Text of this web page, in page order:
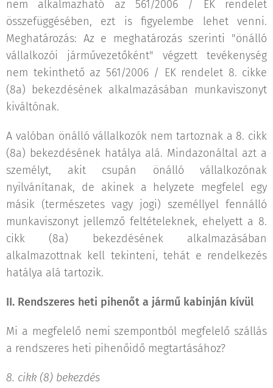
nem alkalmazható az 561/2006 / EK rendelet
összefüggésében, ezt is figyelembe lehet venni.
Meghatározás: Az e meghatározás szerinti "önálló
vállalkozói járművezetőként" végzett tevékenység
nem tekinthető az 561/2006 / EK rendelet 8. cikke
(8a) bekezdésének alkalmazásában munkaviszonyt
kiváltónak.
A valóban önálló vállalkozók nem tartoznak a 8. cikk
(8a) bekezdésének hatálya alá. Mindazonáltal azt a
személyt, akit csupán önálló vállalkozónak
nyilvánítanak, de akinek a helyzete megfelel egy
másik (természetes vagy jogi) személlyel fennálló
munkaviszonyt jellemző feltételeknek, ehelyett a 8.
cikk (8a) bekezdésének alkalmazásában
alkalmazottnak kell tekinteni, tehát e rendelkezés
hatálya alá tartozik.
II. Rendszeres heti pihenőt a jármű kabinján kívül
Mi a megfelelő nemi szempontból megfelelő szállás
a rendszeres heti pihenőidő megtartásához?
8. cikk (8) bekezdés